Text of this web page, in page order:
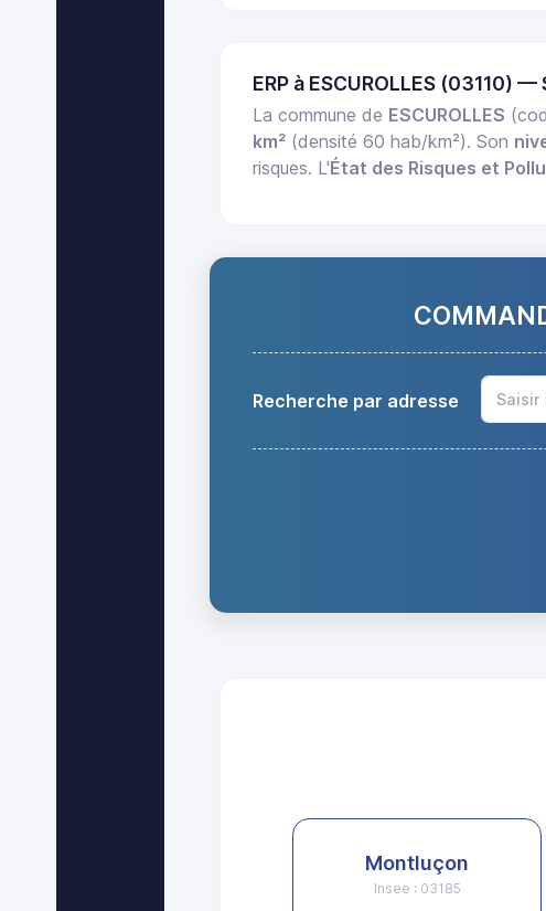
ERP à ESCUROLLES (03110)
La commune de ESCUROLLES
km² (densité 60 hab/km²). Son
risques. L'État des Risques et
Recherche par adresse
Montluçon
Insee : 03185